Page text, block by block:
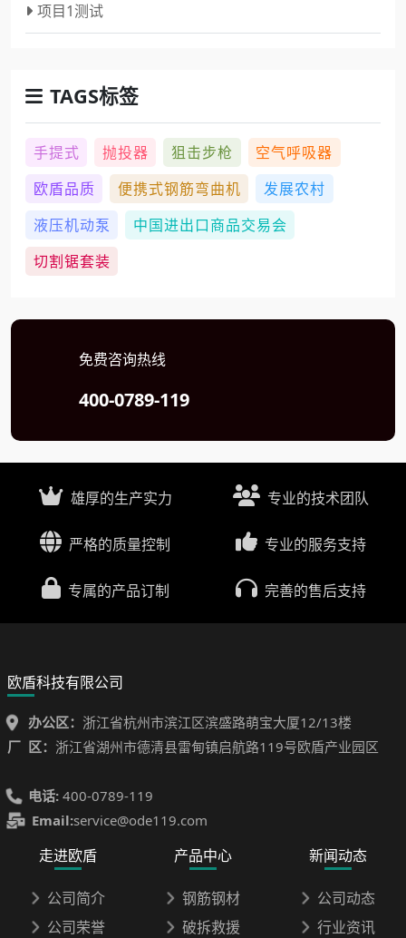
项目1测试
TAGS标签
手提式 抛投器 狙击步枪
空气呼吸器
欧盾品质
便携式钢筋弯曲机
发展农村
液压机动泵
中国进出口商品交易会
切割锯套装
免费咨询热线
400-0789-119
雄厚的生产实力 专业的技术团队
严格的质量控制 专业的服务支持
专属的产品订制 完善的售后支持
欧盾科技有限公司
办公区： 浙江省杭州市滨江区滨盛路萌宝大厦12/13楼
厂 区： 浙江省湖州市德清县雷甸镇启航路119号欧盾产业园区
电话: 400-0789-119
Email:service@ode119.com
走进欧盾
公司简介
公司荣誉
产品中心
钢筋钢材
破拆救援
新闻动态
公司动态
行业资讯